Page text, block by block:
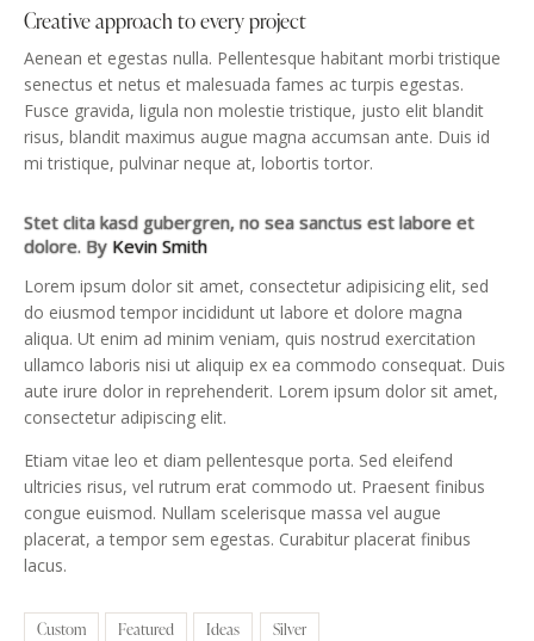
Creative approach to every project
Aenean et egestas nulla. Pellentesque habitant morbi tristique
senectus et netus et malesuada fames ac turpis egestas.
Fusce gravida, ligula non molestie tristique, justo elit blandit
risus, blandit maximus augue magna accumsan ante. Duis id
mi tristique, pulvinar neque at, lobortis tortor.
Stet clita kasd gubergren, no sea sanctus est labore et
dolore. By Kevin Smith
Lorem ipsum dolor sit amet, consectetur adipisicing elit, sed
do eiusmod tempor incididunt ut labore et dolore magna
aliqua. Ut enim ad minim veniam, quis nostrud exercitation
ullamco laboris nisi ut aliquip ex ea commodo consequat. Duis
aute irure dolor in reprehenderit. Lorem ipsum dolor sit amet,
consectetur adipiscing elit.
Etiam vitae leo et diam pellentesque porta. Sed eleifend
ultricies risus, vel rutrum erat commodo ut. Praesent finibus
congue euismod. Nullam scelerisque massa vel augue
placerat, a tempor sem egestas. Curabitur placerat finibus
lacus.
Custom Featured Ideas Silver